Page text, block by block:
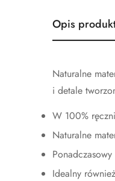
Opis
Naturalne
i detale
W 100%
Naturalne
Idealny